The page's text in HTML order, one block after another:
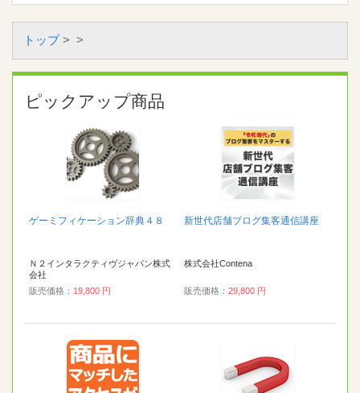
トップ> >
ピックアップ商品
ゲーミフィケーション辞典４８
Ｎ２インタラクティヴジャパン株式
会社
販売価格： 19,800 円
新世代店舗ブログ集客通信講座
株式会社Contena
販売価格： 29,800 円